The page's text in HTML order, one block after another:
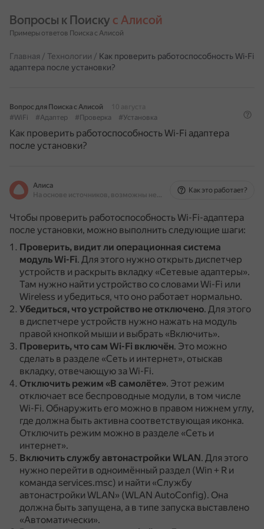
Вопросы к Поиску с Алисой
Примеры ответов Поиска с Алисой
Главная / Технологии / Как проверить работоспособность Wi-Fi
адаптера после установки?
Вопрос для Поиска с Алисой
10 августа
#WiFi
#Адаптер #Проверка #Установка
Как проверить работоспособность Wi-Fi адаптера
после установки?
Алиса
На основе источников, возможны неточности
Как это работает?
Чтобы проверить работоспособность Wi-Fi-адаптера
после установки, можно выполнить следующие шаги:
Проверить, видит ли операционная система
модуль Wi-Fi. Для этого нужно открыть диспетчер
устройств и раскрыть вкладку «Сетевые адаптеры».
Там нужно найти устройство со словами Wi-Fi или
Wireless и убедиться, что оно работает нормально.
Убедиться, что устройство не отключено. Для этого
в диспетчере устройств нужно нажать на модуль
правой кнопкой мыши и выбрать «Включить».
Проверить, что сам Wi-Fi включён. Это можно
сделать в разделе «Сеть и интернет», отыскав
вкладку, отвечающую за Wi-Fi.
Отключить режим «В самолёте». Этот режим
отключает все беспроводные модули, в том числе
Wi-Fi. Обнаружить его можно в правом нижнем углу,
где должна быть активна соответствующая иконка.
Отключить режим можно в разделе «Сеть и
интернет».
Включить службу автонастройки WLAN. Для этого
нужно перейти в одноимённый раздел (Win + R и
команда services.msc) и найти «Службу
автонастройки WLAN» (WLAN AutoConfig). Она
должна быть запущена, а в типе запуска выставлено
«Автоматически».